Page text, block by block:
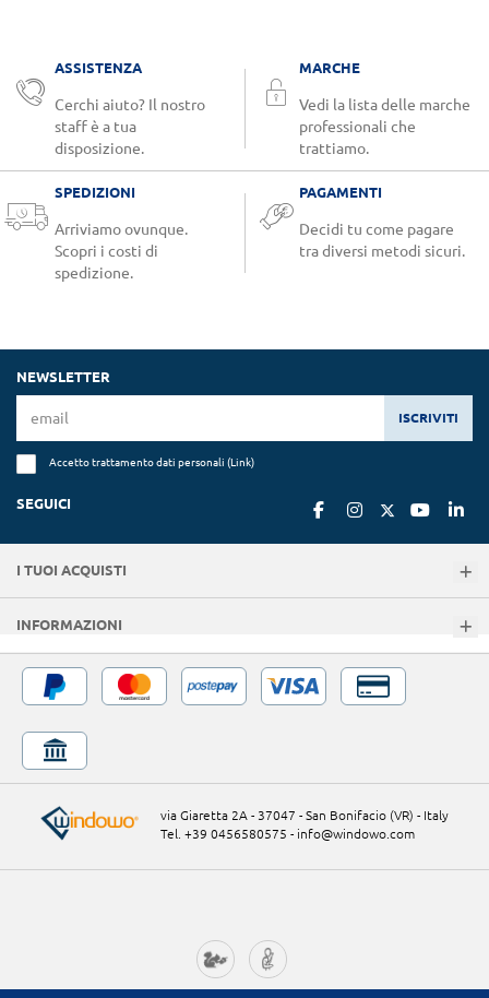
ASSISTENZA
Cerchi aiuto? Il nostro
staff è a tua
disposizione.
MARCHE
Vedi la lista delle marche
professionali che
trattiamo.
SPEDIZIONI
Arriviamo ovunque.
Scopri i costi di
spedizione.
PAGAMENTI
Decidi tu come pagare
tra diversi metodi sicuri.
NEWSLETTER
ISCRIVITI
Accetto trattamento dati personali (Link)
SEGUICI
I TUOI ACQUISTI
INFORMAZIONI
via Giaretta 2A - 37047 - San Bonifacio (VR) - Italy
Tel. +39 0456580575 - info@windowo.com